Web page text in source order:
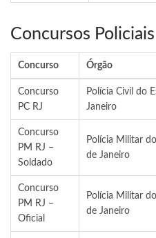
Concursos
Concurso Órgão
Concurso
PC RJ
Polícia Civil do
Janeiro
Concurso
PM RJ –
Soldado
Polícia Militar
de Janeiro
Concurso
PM RJ –
Oficial
Polícia Militar
de Janeiro